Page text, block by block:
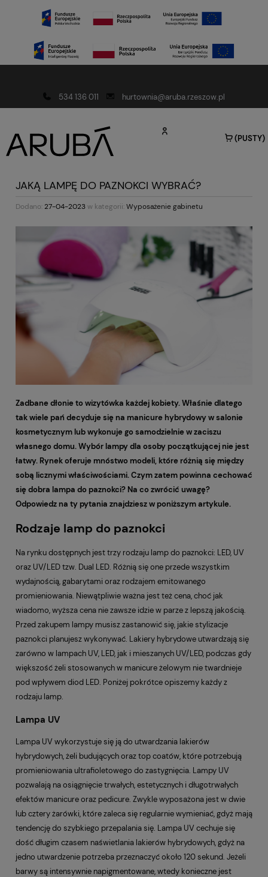
534 136 011
hurtownia@aruba.rzeszow.pl
(PUSTY)
JAKĄ LAMPĘ DO PAZNOKCI WYBRAĆ?
Dodano:27-04-2023w kategorii:Wyposażenie gabinetu
Zadbane dłonie to wizytówka każdej kobiety. Właśnie dlatego
tak wiele pań decyduje się na manicure hybrydowy w salonie
kosmetycznym lub wykonuje go samodzielnie w zaciszu
własnego domu. Wybór lampy dla osoby początkującej nie jest
łatwy. Rynek oferuje mnóstwo modeli, które różnią się między
sobą licznymi właściwościami. Czym zatem powinna cechować
się dobra lampa do paznokci? Na co zwrócić uwagę?
Odpowiedz na ty pytania znajdziesz w poniższym artykule.
Rodzaje lamp do paznokci
Na rynku dostępnych jest trzy rodzaju lamp do paznokci: LED, UV
oraz UV/LED tzw. Dual LED. Różnią się one przede wszystkim
wydajnością, gabarytami oraz rodzajem emitowanego
promieniowania. Niewątpliwie ważna jest też cena, choć jak
wiadomo, wyższa cena nie zawsze idzie w parze z lepszą jakością.
Przed zakupem lampy musisz zastanowić się, jakie stylizacje
paznokci planujesz wykonywać. Lakiery hybrydowe utwardzają się
zarówno w lampach UV, LED, jak i mieszanych UV/LED, podczas gdy
większość żeli stosowanych w manicure żelowym nie twardnieje
pod wpływem diod LED. Poniżej pokrótce opiszemy każdy z
rodzaju lamp.
Lampa UV
Lampa UV wykorzystuje się ją do utwardzania lakierów
hybrydowych, żeli budujących oraz top coatów, które potrzebują
promieniowania ultrafioletowego do zastygnięcia. Lampy UV
pozwalają na osiągnięcie trwałych, estetycznych i długotrwałych
efektów manicure oraz pedicure. Zwykle wyposażona jest w dwie
lub cztery żarówki, które zaleca się regularnie wymieniać, gdyż mają
tendencję do szybkiego przepalania się. Lampa UV cechuje się
dość długim czasem naświetlania lakierów hybrydowych, gdyż na
jedno utwardzenie potrzeba przeznaczyć około 120 sekund. Jeżeli
barwy są intensywnie napigmentowane, wtedy konieczne jest